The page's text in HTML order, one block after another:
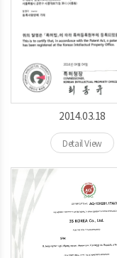
2014.03.18
Detail View